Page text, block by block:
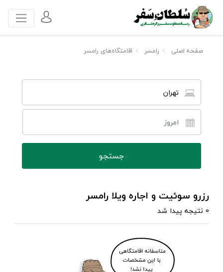
صفحه اصلی رامسر اقامتگاه‌های رامسر
تهران
رزرو سوئیت و اجاره ویلا رامسر
0 نتیجه پیدا شد